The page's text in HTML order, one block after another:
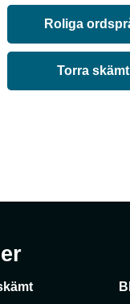
Roliga
Torra skämt